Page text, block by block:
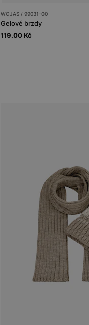
WOJAS / 99031-00
Gelové brzdy
119.00 Kč